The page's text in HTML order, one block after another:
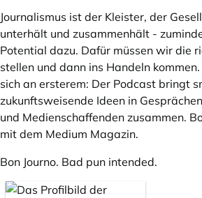
Journalismus ist der Kleister, der
unterhält und zusammenhält -
Potential dazu. Dafür müssen wir die
stellen und dann ins Handeln
sich an ersterem: Der Podcast bringt
zukunftsweisende Ideen in
und Medienschaffenden zusammen.
mit dem Medium Magazin.
Bon Journo. Bad pun intended.